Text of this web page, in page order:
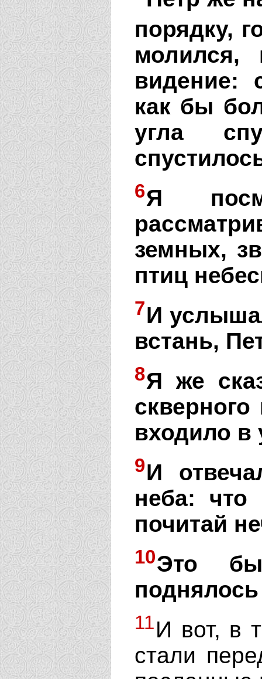
порядку,
молился,
видение:
как бы
угла
6Я
земных,
птиц
7И
встань,
8Я же
входило в
9И
неба: что
почитай
10Это
11И вот, в
стали